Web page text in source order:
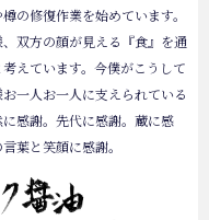
の修復作業を始めています。
双方の顔が見える『食』を通
えています。今僕がこうして
一人お一人に支えられている
感謝。先代に感謝。蔵に感
葉と笑顔に感謝。